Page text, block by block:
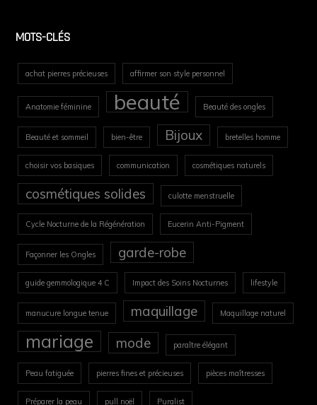
MOTS-CLÉS
achat pierres précieuses affirmer son style personnel
Anatomie féminine beauté Beauté des ongles
Beauté et sommeil bien-être Bijoux bretelles homme
choisir vos basiques communication cosmétiques naturels
cosmétiques solides culotte menstruelle
Cycle Nocturne de la Régénération Eucerin Anti-Pigment
Façonner les Ongles garde-robe
guide gemmologique 4 C Impact des Soins Nocturnes lifestyle
manucure longue tenue maquillage Maquillage naturel
mariage mode paraître élégant
Peau fatiguée pierres fines et précieuses pièces maîtresses
Préparer la peau pull noël Puralist